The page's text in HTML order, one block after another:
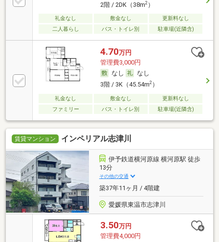
2階 / 2DK（38m2）
礼金なし 敷金なし
更新料なし
二人暮らし
バス・トイレ別 駐車場(近隣含)
4.70万円
管理費3,000円
なし
なし
3階 / 3K（45.54m2）
礼金なし 敷金なし
更新料なし
ファミリー
バス・トイレ別 駐車場(近隣含)
賃貸マンション インペリアル志津川
伊予鉄道横河原線 横河原駅 徒歩
13分
その他の交通
築37年11ヶ月 / 4階建
愛媛県東温市志津川
3.50万円
管理費4,000円